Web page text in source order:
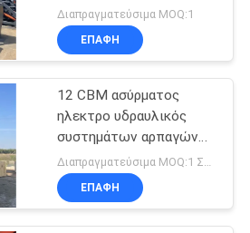
Διαπραγματεύσιμα MOQ:1
ΕΠΑΦΉ
12 CBM ασύρματος
ηλεκτρο υδραυλικός
συστημάτων αρπαγών
τηλεχειρισμού
ΕΠΑΦΉ